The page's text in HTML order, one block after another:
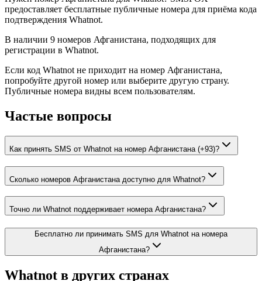
предоставляет бесплатные публичные номера для приёма кода
подтверждения Whatnot.
В наличии 9 номеров Афганистана, подходящих для
регистрации в Whatnot.
Если код Whatnot не приходит на номер Афганистана,
попробуйте другой номер или выберите другую страну.
Публичные номера видны всем пользователям.
Частые вопросы
Как принять SMS от Whatnot на номер Афганистана (+93)?
Сколько номеров Афганистана доступно для Whatnot?
Точно ли Whatnot поддерживает номера Афганистана?
Бесплатно ли принимать SMS для Whatnot на номера
Афганистана?
Whatnot в других странах